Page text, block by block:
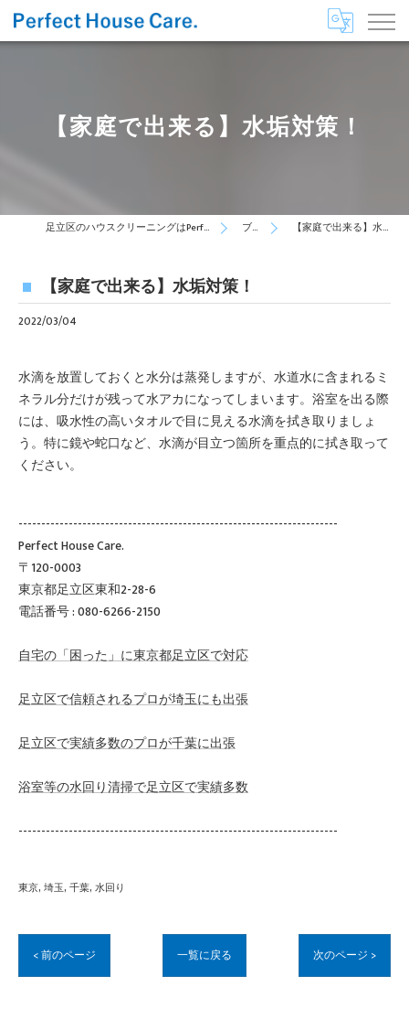
【家庭で出来る】水垢対策！
足立区のハウスクリーニングはPerfect House Care ブログ 【家庭で出来る】水垢対策！
【家庭で出来る】水垢対策！
2022/03/04
水滴を放置しておくと水分は蒸発しますが、水道水に含まれるミ
ネラル分だけが残って水アカになってしまいます。浴室を出る際
には、吸水性の高いタオルで目に見える水滴を拭き取りましょ
う。特に鏡や蛇口など、水滴が目立つ箇所を重点的に拭き取って
ください。
----------------------------------------------------------------------
Perfect House Care.
〒120-0003
東京都足立区東和2-28-6
電話番号 : 080-6266-2150
自宅の「困った」に東京都足立区で対応
足立区で信頼されるプロが埼玉にも出張
足立区で実績多数のプロが千葉に出張
浴室等の水回り清掃で足立区で実績多数
----------------------------------------------------------------------
東京 埼玉 千葉 水回り
< 前のページ 一覧に戻る 次のページ >